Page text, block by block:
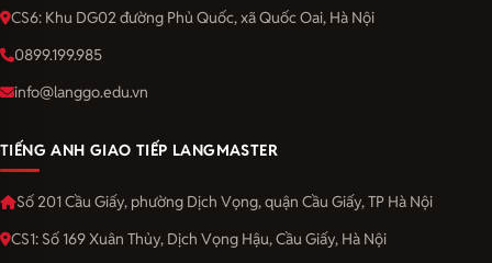
CS6: Khu DG02 đường Phủ Quốc, xã Quốc Oai, Hà Nội
0899.199.985
info@langgo.edu.vn
TIẾNG ANH GIAO TIẾP LANGMASTER
Số 201 Cầu Giấy, phường Dịch Vọng, quận Cầu Giấy, TP Hà Nội
CS1: Số 169 Xuân Thủy, Dịch Vọng Hậu, Cầu Giấy, Hà Nội